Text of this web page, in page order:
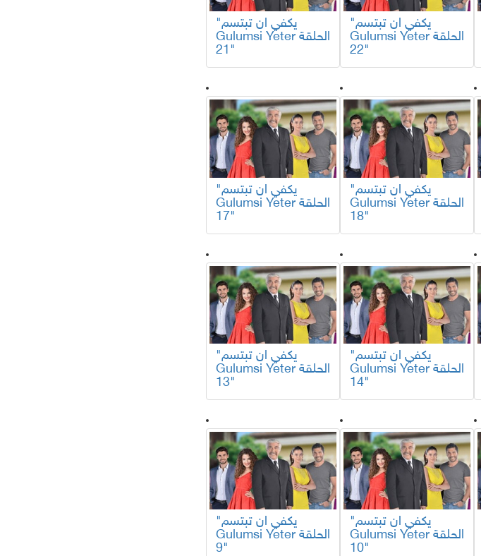
برامج تلفزيون افلام عربية
"يكفي ان تبتسم
Gulumsi Yeter الحلقة
22"
"يكفي ان تبتسم
Gulumsi Yeter الحلقة
21"
"يكفي ان تبتسم
Gulumsi Yeter الحلقة
18"
"يكفي ان تبتسم
Gulumsi Yeter الحلقة
17"
"يكفي ان تبتسم
Gulumsi Yeter الحلقة
14"
"يكفي ان تبتسم
Gulumsi Yeter الحلقة
13"
"يكفي ان تبتسم
Gulumsi Yeter الحلقة
10"
"يكفي ان تبتسم
Gulumsi Yeter الحلقة
9"